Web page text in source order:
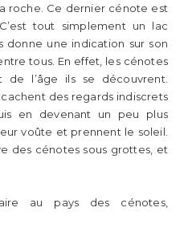
roche. Ce dernier cénote est
tout simplement un lac
donne une indication sur son
tous. En effet, les cénotes
de l’âge ils se découvrent.
cachent des regards indiscrets
en devenant un peu plus
voûte et prennent le soleil.
des cénotes sous grottes, et
au pays des cénotes,